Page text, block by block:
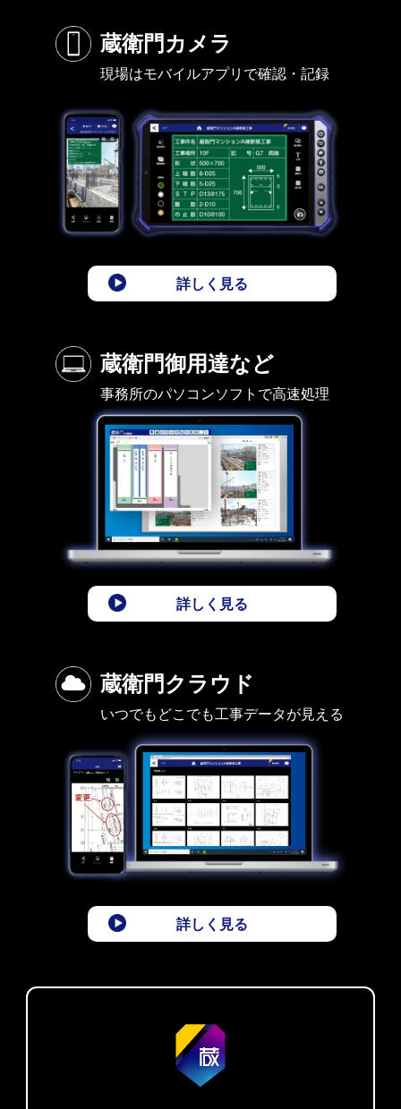
蔵衛門カメラ
現場はモバイルアプリで確認・記録
詳しく見る
蔵衛門御用達など
事務所のパソコンソフトで高速処理
詳しく見る
蔵衛門クラウド
いつでもどこでも工事データが見える
詳しく見る